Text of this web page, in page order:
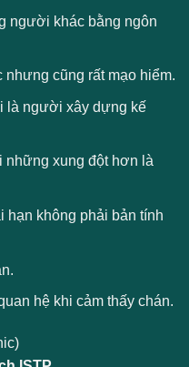
người khác bằng ngôn
cũng rất mạo hiểm.
là người xây dựng kế
những xung đột hơn là
hạn không phải bản tính
hệ khi cảm thấy chán.